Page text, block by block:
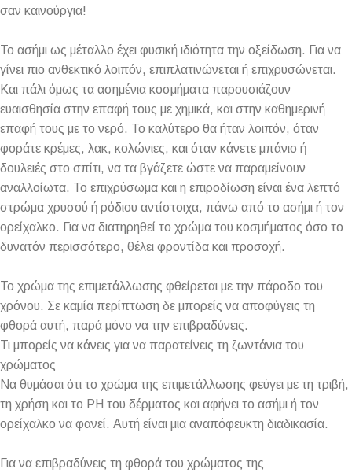
σαν καινούργια!
Το ασήμι ως μέταλλο έχει φυσική ιδιότητα την οξείδωση. Για να
γίνει πιο ανθεκτικό λοιπόν, επιπλατινώνεται ή επιχρυσώνεται.
Και πάλι όμως τα ασημένια κοσμήματα παρουσιάζουν
ευαισθησία στην επαφή τους με χημικά, και στην καθημερινή
επαφή τους με το νερό. Το καλύτερο θα ήταν λοιπόν, όταν
φοράτε κρέμες, λακ, κολώνιες, και όταν κάνετε μπάνιο ή
δουλειές στο σπίτι, να τα βγάζετε ώστε να παραμείνουν
αναλλοίωτα. Το επιχρύσωμα και η επιροδίωση είναι ένα λεπτό
στρώμα χρυσού ή ρόδιου αντίστοιχα, πάνω από το ασήμι ή τον
ορείχαλκο. Για να διατηρηθεί το χρώμα του κοσμήματος όσο το
δυνατόν περισσότερο, θέλει φροντίδα και προσοχή.
Το χρώμα της επιμετάλλωσης φθείρεται με την πάροδο του
χρόνου. Σε καμία περίπτωση δε μπορείς να αποφύγεις τη
φθορά αυτή, παρά μόνο να την επιβραδύνεις.
Τι μπορείς να κάνεις για να παρατείνεις τη ζωντάνια του
χρώματος
Να θυμάσαι ότι το χρώμα της επιμετάλλωσης φεύγει με τη τριβή,
τη χρήση και το PH του δέρματος και αφήνει το ασήμι ή τον
ορείχαλκο να φανεί. Αυτή είναι μια αναπόφευκτη διαδικασία.
Για να επιβραδύνεις τη φθορά του χρώματος της